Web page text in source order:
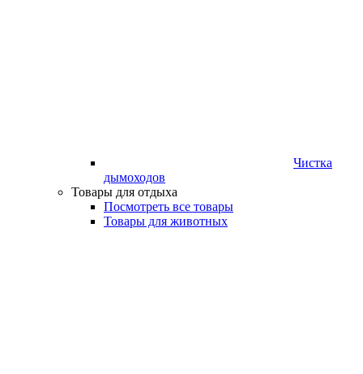
Чистка
дымоходов
Товары для отдыха
Посмотреть все товары
Товары для животных